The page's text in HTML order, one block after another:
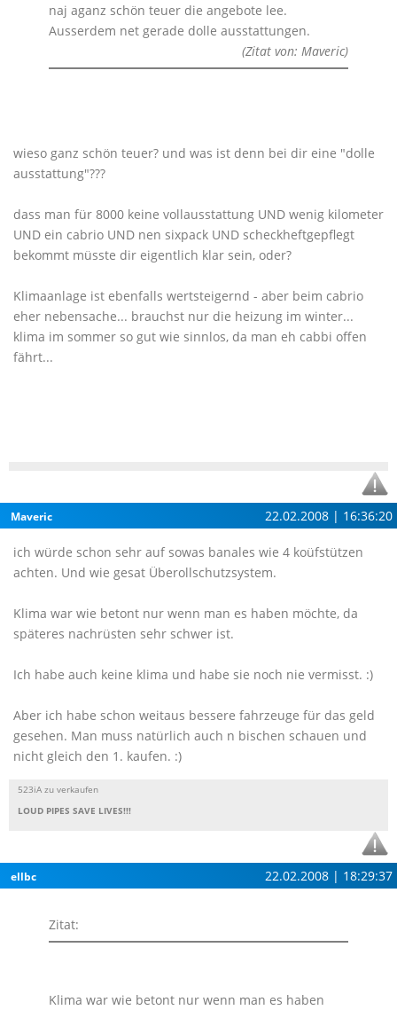
naj aganz schön teuer die angebote lee.
Ausserdem net gerade dolle ausstattungen.
(Zitat von: Maveric)
wieso ganz schön teuer? und was ist denn bei dir eine "dolle
ausstattung"???
dass man für 8000 keine vollausstattung UND wenig kilometer
UND ein cabrio UND nen sixpack UND scheckheftgepflegt
bekommt müsste dir eigentlich klar sein, oder?
Klimaanlage ist ebenfalls wertsteigernd - aber beim cabrio
eher nebensache... brauchst nur die heizung im winter...
klima im sommer so gut wie sinnlos, da man eh cabbi offen
fährt...
Maveric 22.02.2008 | 16:36:20
ich würde schon sehr auf sowas banales wie 4 koüfstützen
achten. Und wie gesat Überollschutzsystem.
Klima war wie betont nur wenn man es haben möchte, da
späteres nachrüsten sehr schwer ist.
Ich habe auch keine klima und habe sie noch nie vermisst. :)
Aber ich habe schon weitaus bessere fahrzeuge für das geld
gesehen. Man muss natürlich auch n bischen schauen und
nicht gleich den 1. kaufen. :)
523iA zu verkaufen
LOUD PIPES SAVE LIVES!!!
ellbc 22.02.2008 | 18:29:37
Zitat:
Klima war wie betont nur wenn man es haben